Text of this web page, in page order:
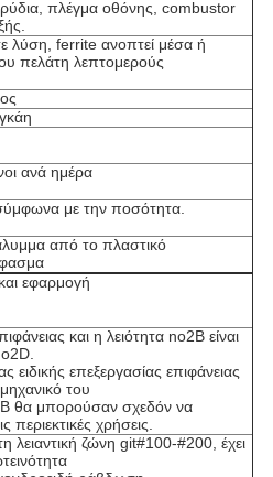
πλέγμα οθόνης, combustor
λύση, ferrite ανοπτεί μέσα ή
πελάτη λεπτομερούς
ανά ημέρα
με την ποσότητα.
από το πλαστικό
εφαρμογή
και η λειότητα no2B είναι
ειδικής επεξεργασίας επιφάνειας
του
θα μπορούσαν σχεδόν να
περιεκτικές χρήσεις.
λειαντική ζώνη git#100-#200, έχει